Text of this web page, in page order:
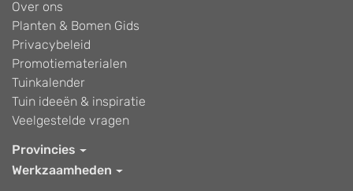
Over ons
Planten & Bomen Gids
Privacybeleid
Promotiematerialen
Tuinkalender
Tuin ideeën & inspiratie
Veelgestelde vragen
Provincies
Werkzaamheden